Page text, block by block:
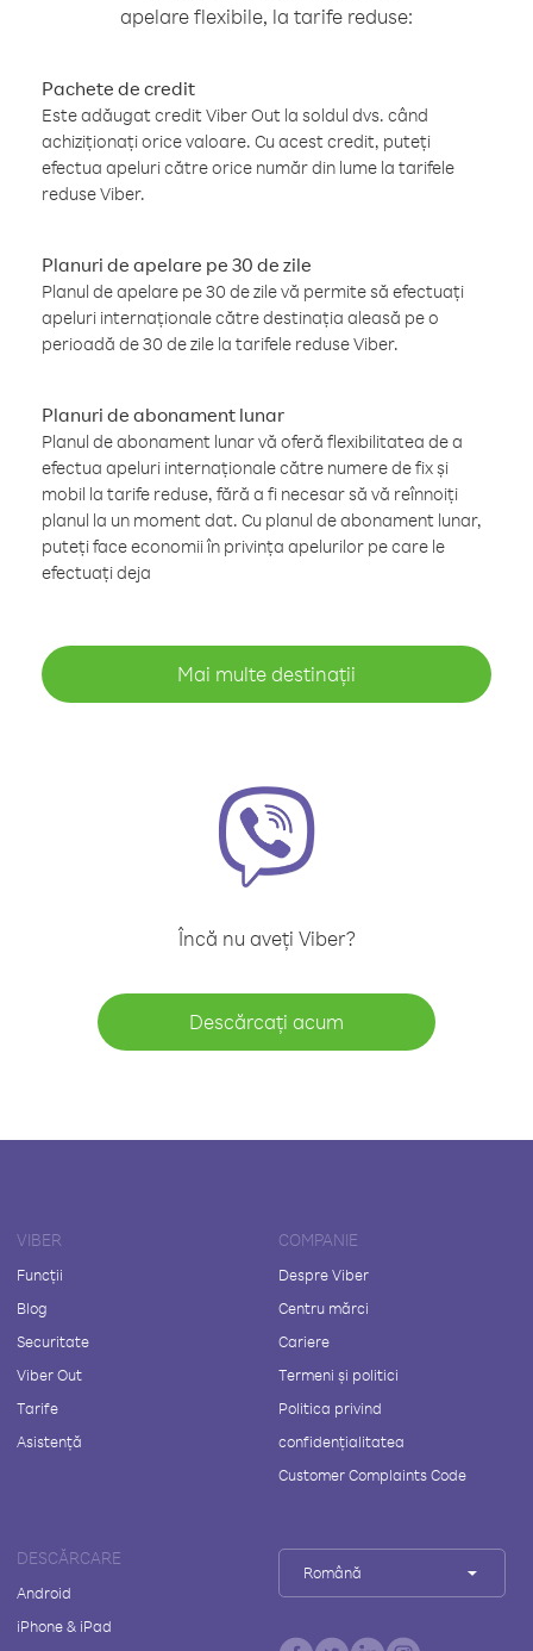
apelare flexibile, la tarife reduse:
Pachete de credit
Este adăugat credit Viber Out la soldul dvs. când
achiziționați orice valoare. Cu acest credit, puteți
efectua apeluri către orice număr din lume la tarifele
reduse Viber.
Planuri de apelare pe 30 de zile
Planul de apelare pe 30 de zile vă permite să efectuați
apeluri internaționale către destinația aleasă pe o
perioadă de 30 de zile la tarifele reduse Viber.
Planuri de abonament lunar
Planul de abonament lunar vă oferă flexibilitatea de a
efectua apeluri internaționale către numere de fix și
mobil la tarife reduse, fără a fi necesar să vă reînnoiți
planul la un moment dat. Cu planul de abonament lunar,
puteți face economii în privința apelurilor pe care le
efectuați deja
Mai multe destinații
Încă nu aveți Viber?
Descărcați acum
VIBER
Funcții
Blog
Securitate
Viber Out
Tarife
Asistență
COMPANIE
Despre Viber
Centru mărci
Cariere
Termeni și politici
Politica privind
confidențialitatea
Customer Complaints Code
DESCĂRCARE
Android
iPhone & iPad
Română